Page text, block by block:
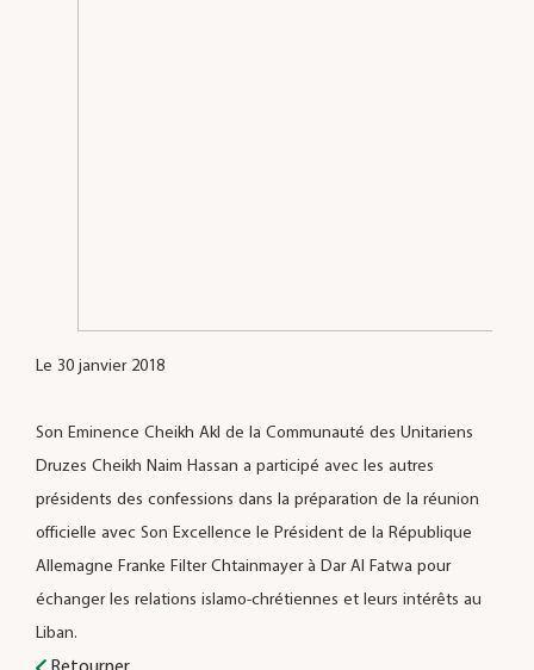
Le 30 janvier 2018
Son Eminence Cheikh Akl de la Communauté des Unitariens
Druzes Cheikh Naim Hassan a participé avec les autres
présidents des confessions dans la préparation de la réunion
officielle avec Son Excellence le Président de la République
Allemagne Franke Filter Chtainmayer à Dar Al Fatwa pour
échanger les relations islamo-chrétiennes et leurs intérêts au
Liban.